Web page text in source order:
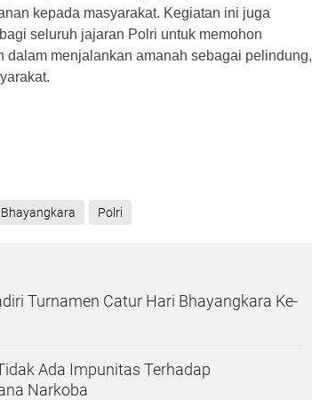
kepada masyarakat. Kegiatan ini juga
seluruh jajaran Polri untuk memohon
dalam menjalankan amanah sebagai pelindung,
Polri
Turnamen Catur Hari Bhayangkara Ke-
Ada Impunitas Terhadap
Narkoba